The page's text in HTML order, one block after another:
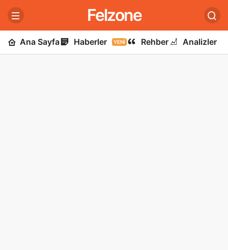
Felzone
Ana Sayfa Haberler YENI Rehber Analizler